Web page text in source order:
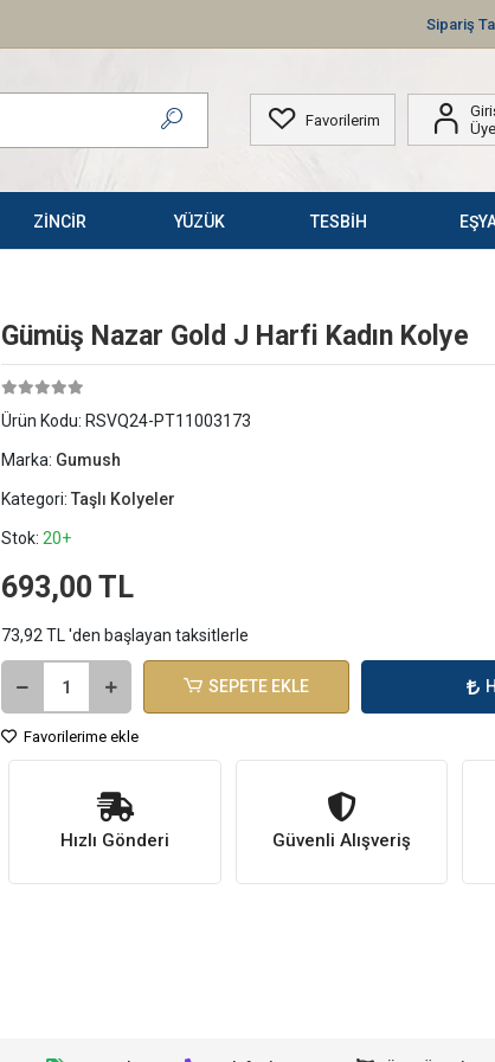
Sipariş
Favorilerim
ZİNCİR YÜZÜK TESBİH
Gümüş Nazar Gold J Harfi Kadın Kolye
Ürün Kodu: RSVQ24-PT11003173
Marka: Gumush
Kategori: Taşlı Kolyeler
Stok: 20+
693,00 TL
73,92 TL 'den başlayan taksitlerle
SEPETE EKLE
Favorilerime ekle
Hızlı Gönderi Güvenli Alışveriş